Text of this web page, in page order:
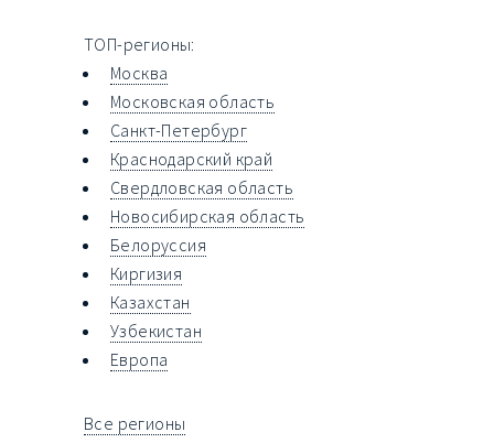
ТОП-регионы:
Москва
Московская область
Санкт-Петербург
Краснодарский край
Свердловская область
Новосибирская область
Белоруссия
Киргизия
Казахстан
Узбекистан
Европа
Все регионы